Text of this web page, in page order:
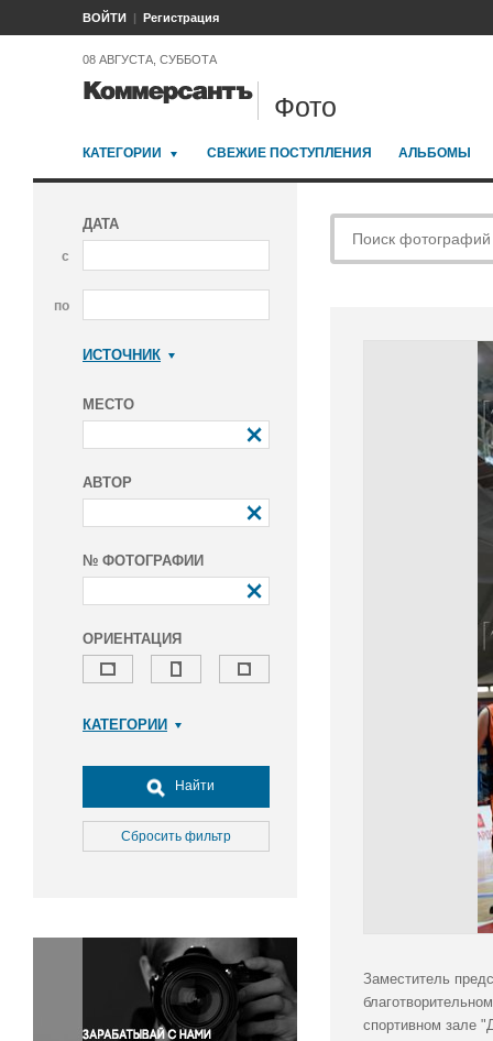
ВОЙТИ Регистрация
08 АВГУСТА, СУББОТА
Фото
КАТЕГОРИИ СВЕЖИЕ ПОСТУПЛЕНИЯ АЛЬБОМЫ
ДАТА
с
по
ИСТОЧНИК
МЕСТО
АВТОР
№ ФОТОГРАФИИ
ОРИЕНТАЦИЯ
КАТЕГОРИИ
Досуг, туризм и отдых
Культура
Медицина
Окружающая среда
Политика
Правосудие
Происшествия и конфликты
Найти
Сбросить фильтр
Заместитель
спортивном зале